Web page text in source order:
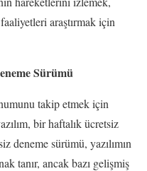
araştırmak için
Sürümü
takip etmek için
bir haftalık ücretsiz
deneme sürümü, yazılımın
tanır, ancak bazı gelişmiş